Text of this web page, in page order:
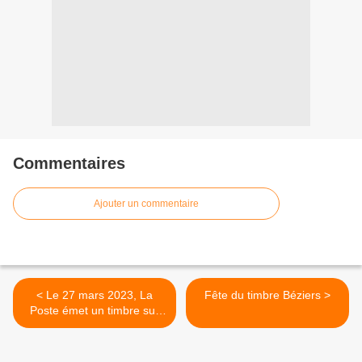
Commentaires
Ajouter un commentaire
< Le 27 mars 2023, La
Poste émet un timbre sur
les catacombes de Paris à
Fête du timbre Béziers >